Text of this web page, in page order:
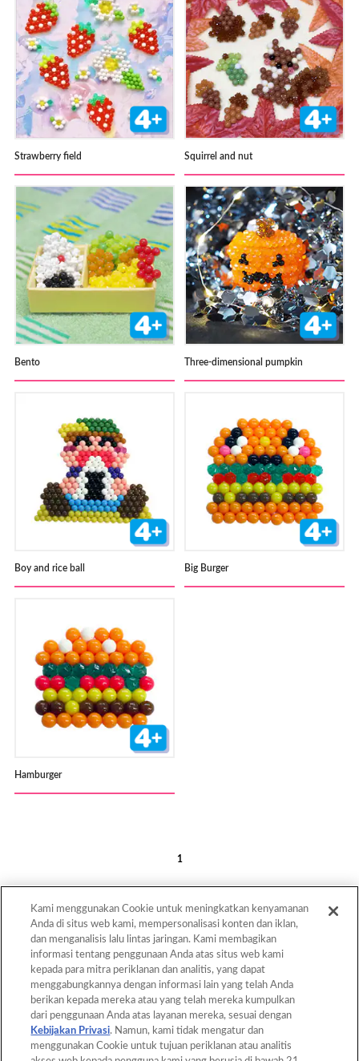
Strawberry field Squirrel and nut
Bento Three-dimensional pumpkin
Boy and rice ball Big Burger
Hamburger
1
Back to Top
Home Products
Kami menggunakan Cookie untuk meningkatkan kenyamanan
Anda di situs web kami, mempersonalisasi konten dan iklan,
dan menganalisis lalu lintas jaringan. Kami membagikan
informasi tentang penggunaan Anda atas situs web kami
kepada para mitra periklanan dan analitis, yang dapat
menggabungkannya dengan informasi lain yang telah Anda
berikan kepada mereka atau yang telah mereka kumpulkan
dari penggunaan Anda atas layanan mereka, sesuai dengan
Kebijakan Privasi. Namun, kami tidak mengatur dan
menggunakan Cookie untuk tujuan periklanan atau analitis